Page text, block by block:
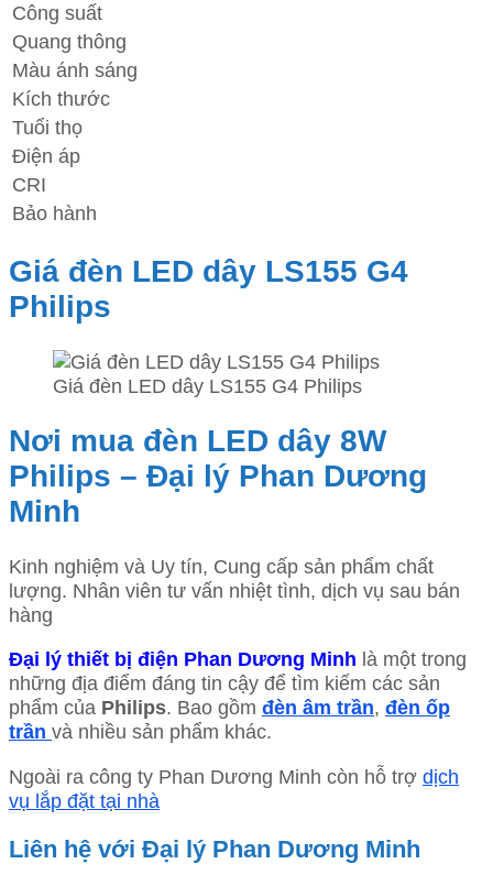
Công suất
Quang thông
Màu ánh sáng
Kích thước
Tuổi thọ
Điện áp
CRI
Bảo hành
Giá đèn LED dây LS155 G4
Philips
Giá đèn LED dây LS155 G4 Philips
Nơi mua đèn LED dây 8W
Philips – Đại lý Phan Dương
Minh
Kinh nghiệm và Uy tín, Cung cấp sản phẩm chất
lượng. Nhân viên tư vấn nhiệt tình, dịch vụ sau bán
hàng
Đại lý thiết bị điện Phan Dương Minh là một trong
những địa điểm đáng tin cậy để tìm kiếm các sản
phẩm của Philips. Bao gồm đèn âm trần, đèn ốp
trần và nhiều sản phẩm khác.
Ngoài ra công ty Phan Dương Minh còn hỗ trợ dịch
vụ lắp đặt tại nhà
Liên hệ với Đại lý Phan Dương Minh